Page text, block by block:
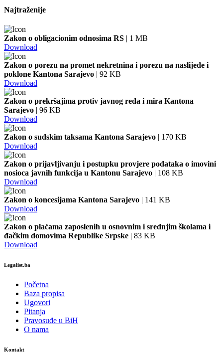
Najtraženije
Zakon o obligacionim odnosima RS | 1 MB
Download
Zakon o porezu na promet nekretnina i porezu na naslijeđe i
poklone Kantona Sarajevo | 92 KB
Download
Zakon o prekršajima protiv javnog reda i mira Kantona
Sarajevo | 96 KB
Download
Zakon o sudskim taksama Kantona Sarajevo | 170 KB
Download
Zakon o prijavljivanju i postupku provjere podataka o imovini
nosioca javnih funkcija u Kantonu Sarajevo | 108 KB
Download
Zakon o koncesijama Kantona Sarajevo | 141 KB
Download
Zakon o plaćama zaposlenih u osnovnim i srednjim školama i
đačkim domovima Republike Srpske | 83 KB
Download
Legalist.ba
Početna
Baza propisa
Ugovori
Pitanja
Pravosuđe u BiH
O nama
Kontakt